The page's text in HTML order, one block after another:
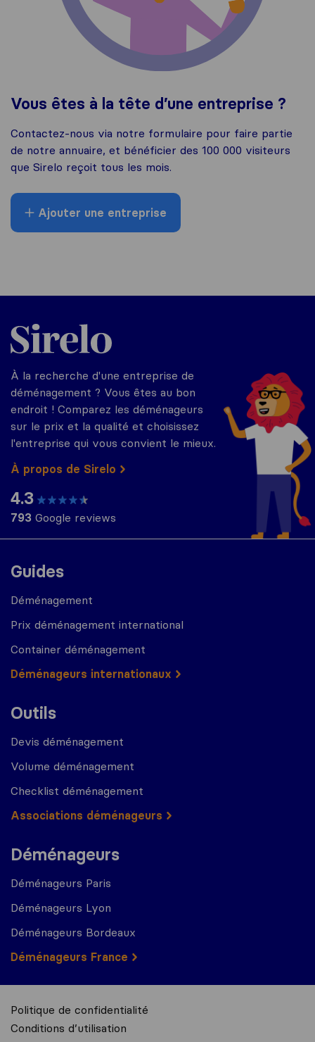
Vous êtes à la tête d’une entreprise ?
Contactez-nous via notre formulaire pour faire partie
de notre annuaire, et bénéficier des 100 000 visiteurs
que Sirelo reçoit tous les mois.
Ajouter une entreprise
Guides
Déménagement
Prix déménagement international
Container déménagement
Déménageurs internationaux
Outils
Devis déménagement
Volume déménagement
Checklist déménagement
Associations déménageurs
Déménageurs
Déménageurs Paris
Déménageurs Lyon
Déménageurs Bordeaux
Déménageurs France
Sirelo.fr
À la recherche d'une entreprise de
déménagement ? Vous êtes au bon
endroit ! Comparez les déménageurs
sur le prix et la qualité et choisissez
l'entreprise qui vous convient le mieux.
À propos de Sirelo
4.3
793 Google reviews
Politique de confidentialité
Conditions d’utilisation